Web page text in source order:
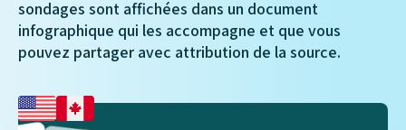
sondages sont affichées dans un document
infographique qui les accompagne et que vous
pouvez partager avec attribution de la source.